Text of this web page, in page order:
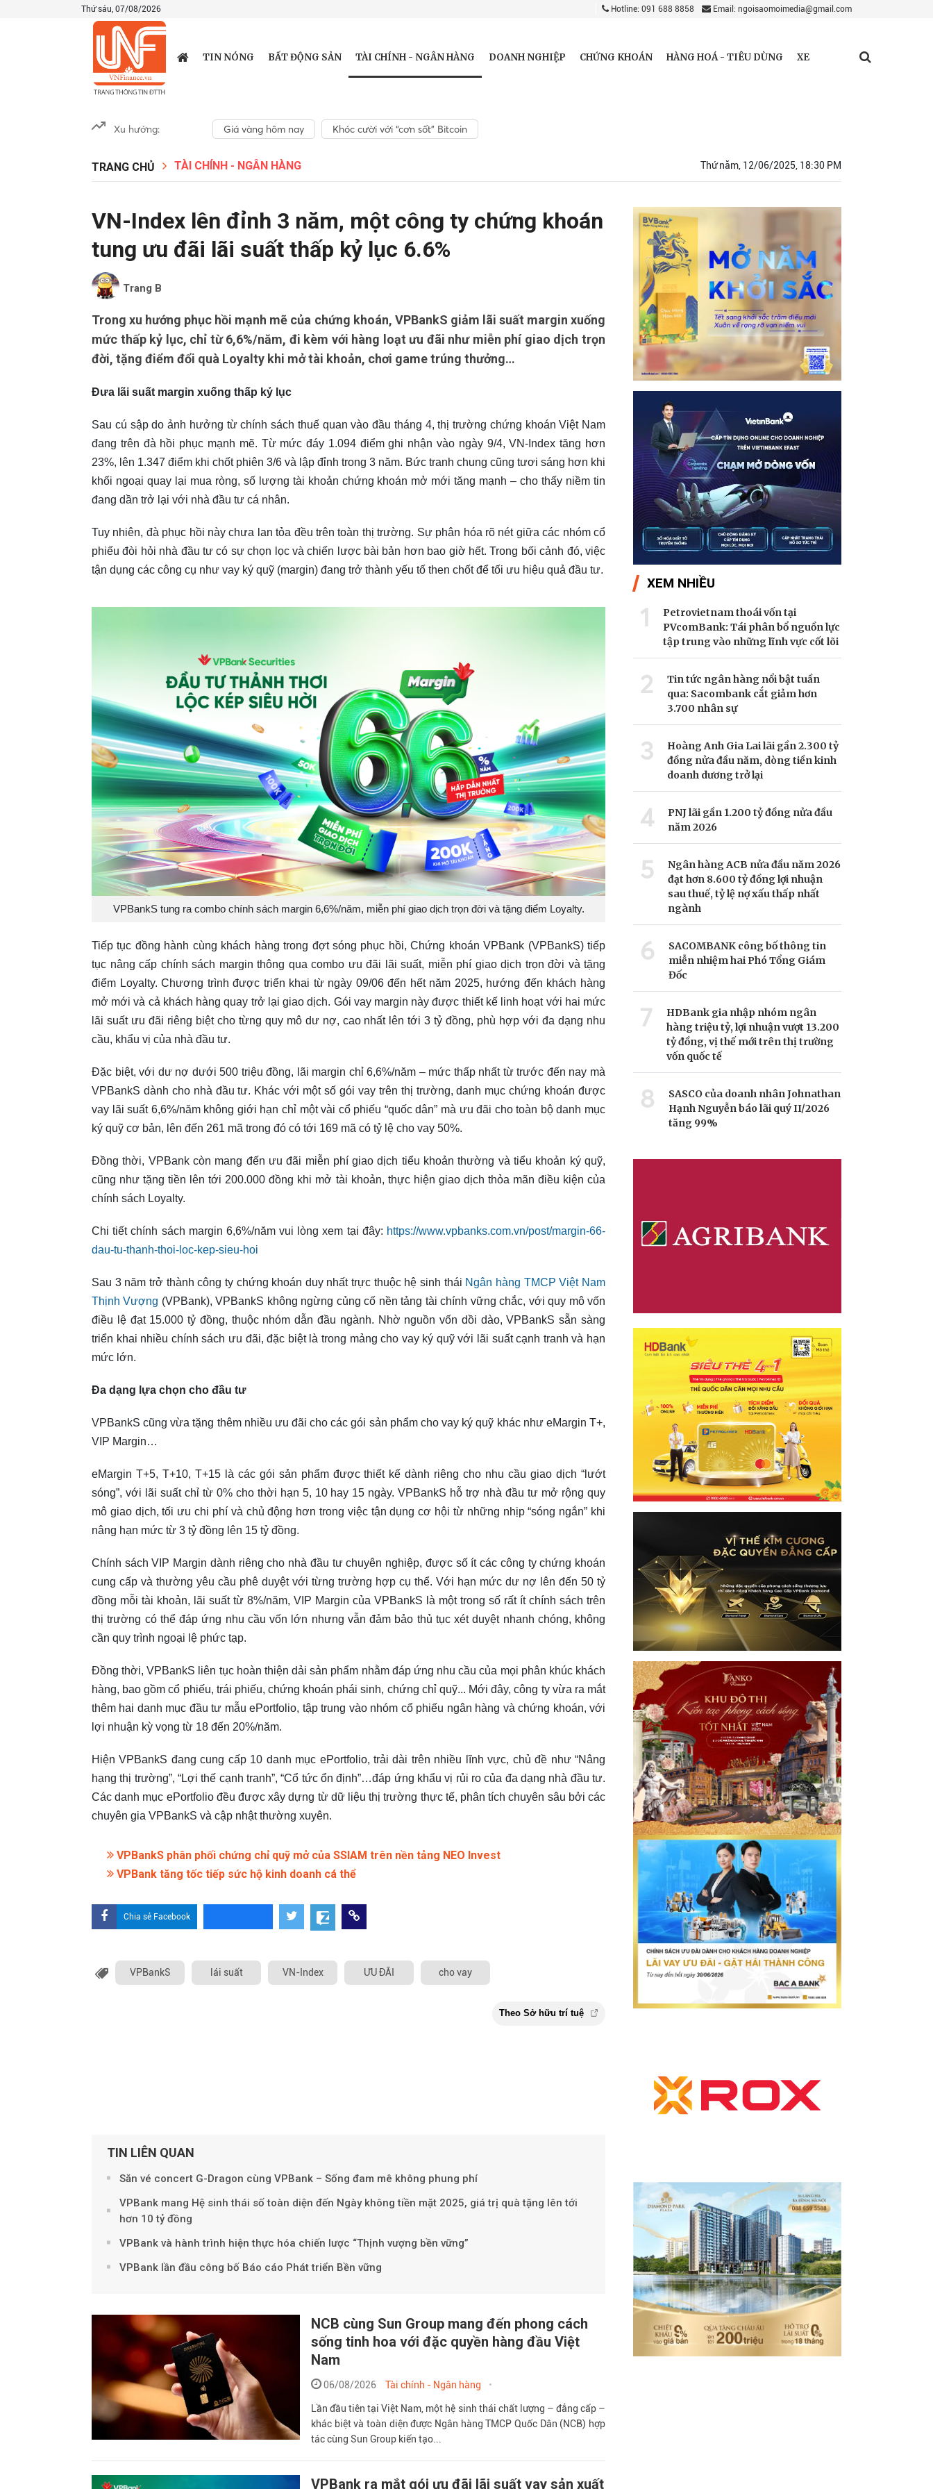
Thứ sáu, 07/08/2026 Hotline: 091 688 8858 Email: ngoisaomoimedia@gmail.com
TIN NÓNG BẤT ĐỘNG SẢN TÀI CHÍNH - NGÂN HÀNG DOANH NGHIỆP CHỨNG KHOÁN HÀNG HOÁ - TIÊU DÙNG XE
Xu hướng: Giá vàng hôm nay Khóc cười với “cơn sốt” Bitcoin
TRANG CHỦ TÀI CHÍNH - NGÂN HÀNG Thứ năm, 12/06/2025, 18:30 PM
VN-Index lên đỉnh 3 năm, một công ty chứng khoán
tung ưu đãi lãi suất thấp kỷ lục 6.6%
Trang B
Trong xu hướng phục hồi mạnh mẽ của chứng khoán, VPBankS giảm lãi suất margin xuống
mức thấp kỷ lục, chỉ từ 6,6%/năm, đi kèm với hàng loạt ưu đãi như miễn phí giao dịch trọn
đời, tặng điểm đổi quà Loyalty khi mở tài khoản, chơi game trúng thưởng…
Đưa lãi suất margin xuống thấp kỷ lục
Sau cú sập do ảnh hưởng từ chính sách thuế quan vào đầu tháng 4, thị trường chứng khoán Việt Nam
đang trên đà hồi phục mạnh mẽ. Từ mức đáy 1.094 điểm ghi nhận vào ngày 9/4, VN-Index tăng hơn
23%, lên 1.347 điểm khi chốt phiên 3/6 và lập đỉnh trong 3 năm. Bức tranh chung cũng tươi sáng hơn khi
khối ngoại quay lại mua ròng, số lượng tài khoản chứng khoán mở mới tăng mạnh – cho thấy niềm tin
đang dần trở lại với nhà đầu tư cá nhân.
Tuy nhiên, đà phục hồi này chưa lan tỏa đều trên toàn thị trường. Sự phân hóa rõ nét giữa các nhóm cổ
phiếu đòi hỏi nhà đầu tư có sự chọn lọc và chiến lược bài bản hơn bao giờ hết. Trong bối cảnh đó, việc
tận dụng các công cụ như vay ký quỹ (margin) đang trở thành yếu tố then chốt để tối ưu hiệu quả đầu tư.
VPBankS tung ra combo chính sách margin 6,6%/năm, miễn phí giao dịch trọn đời và tặng điểm Loyalty.
Tiếp tục đồng hành cùng khách hàng trong đợt sóng phục hồi, Chứng khoán VPBank (VPBankS) tiếp
tục nâng cấp chính sách margin thông qua combo ưu đãi lãi suất, miễn phí giao dịch trọn đời và tặng
điểm Loyalty. Chương trình được triển khai từ ngày 09/06 đến hết năm 2025, hướng đến khách hàng
mở mới và cả khách hàng quay trở lại giao dịch. Gói vay margin này được thiết kế linh hoạt với hai mức
lãi suất ưu đãi riêng biệt cho từng quy mô dư nợ, cao nhất lên tới 3 tỷ đồng, phù hợp với đa dạng nhu
cầu, khẩu vị của nhà đầu tư.
Đặc biệt, với dư nợ dưới 500 triệu đồng, lãi margin chỉ 6,6%/năm – mức thấp nhất từ trước đến nay mà
VPBankS dành cho nhà đầu tư. Khác với một số gói vay trên thị trường, danh mục chứng khoán được
vay lãi suất 6,6%/năm không giới hạn chỉ một vài cổ phiếu “quốc dân” mà ưu đãi cho toàn bộ danh mục
ký quỹ cơ bản, lên đến 261 mã trong đó có tới 169 mã có tỷ lệ cho vay 50%.
Đồng thời, VPBank còn mang đến ưu đãi miễn phí giao dịch tiểu khoản thường và tiểu khoản ký quỹ,
cũng như tặng tiền lên tới 200.000 đồng khi mở tài khoản, thực hiện giao dịch thỏa mãn điều kiện của
chính sách Loyalty.
Chi tiết chính sách margin 6,6%/năm vui lòng xem tại đây: https://www.vpbanks.com.vn/post/margin-66-
dau-tu-thanh-thoi-loc-kep-sieu-hoi
Sau 3 năm trở thành công ty chứng khoán duy nhất trực thuộc hệ sinh thái Ngân hàng TMCP Việt Nam
Thịnh Vượng (VPBank), VPBankS không ngừng củng cố nền tảng tài chính vững chắc, với quy mô vốn
điều lệ đạt 15.000 tỷ đồng, thuộc nhóm dẫn đầu ngành. Nhờ nguồn vốn dồi dào, VPBankS sẵn sàng
triển khai nhiều chính sách ưu đãi, đặc biệt là trong mảng cho vay ký quỹ với lãi suất cạnh tranh và hạn
mức lớn.
Đa dạng lựa chọn cho đầu tư
VPBankS cũng vừa tặng thêm nhiều ưu đãi cho các gói sản phẩm cho vay ký quỹ khác như eMargin T+,
VIP Margin…
eMargin T+5, T+10, T+15 là các gói sản phẩm được thiết kế dành riêng cho nhu cầu giao dịch “lướt
sóng”, với lãi suất chỉ từ 0% cho thời hạn 5, 10 hay 15 ngày. VPBankS hỗ trợ nhà đầu tư mở rộng quy
mô giao dịch, tối ưu chi phí và chủ động hơn trong việc tận dụng cơ hội từ những nhịp “sóng ngắn” khi
nâng hạn mức từ 3 tỷ đồng lên 15 tỷ đồng.
Chính sách VIP Margin dành riêng cho nhà đầu tư chuyên nghiệp, được số ít các công ty chứng khoán
cung cấp và thường yêu cầu phê duyệt với từng trường hợp cụ thể. Với hạn mức dư nợ lên đến 50 tỷ
đồng mỗi tài khoản, lãi suất từ 8%/năm, VIP Margin của VPBankS là một trong số rất ít chính sách trên
thị trường có thể đáp ứng nhu cầu vốn lớn nhưng vẫn đảm bảo thủ tục xét duyệt nhanh chóng, không
cần quy trình ngoại lệ phức tạp.
Đồng thời, VPBankS liên tục hoàn thiện dải sản phẩm nhằm đáp ứng nhu cầu của mọi phân khúc khách
hàng, bao gồm cổ phiếu, trái phiếu, chứng khoán phái sinh, chứng chỉ quỹ... Mới đây, công ty vừa ra mắt
thêm hai danh mục đầu tư mẫu ePortfolio, tập trung vào nhóm cổ phiếu ngân hàng và chứng khoán, với
lợi nhuận kỳ vọng từ 18 đến 20%/năm.
Hiện VPBankS đang cung cấp 10 danh mục ePortfolio, trải dài trên nhiều lĩnh vực, chủ đề như “Nâng
hạng thị trường”, “Lợi thế cạnh tranh”, “Cổ tức ổn định”…đáp ứng khẩu vị rủi ro của đa dạng nhà đầu tư.
Các danh mục ePortfolio đều được xây dựng từ dữ liệu thị trường thực tế, phân tích chuyên sâu bởi các
chuyên gia VPBankS và cập nhật thường xuyên.
VPBankS phân phối chứng chỉ quỹ mở của SSIAM trên nền tảng NEO Invest
VPBank tăng tốc tiếp sức hộ kinh doanh cá thể
Chia sẻ Facebook
VPBankS lái suất VN-Index ƯU ĐÃI cho vay
Theo Sở hữu trí tuệ
TIN LIÊN QUAN
Săn vé concert G-Dragon cùng VPBank – Sống đam mê không phung phí
VPBank mang Hệ sinh thái số toàn diện đến Ngày không tiền mặt 2025, giá trị quà tặng lên tới
hơn 10 tỷ đồng
VPBank và hành trình hiện thực hóa chiến lược “Thịnh vượng bền vững”
VPBank lần đầu công bố Báo cáo Phát triển Bền vững
NCB cùng Sun Group mang đến phong cách
sống tinh hoa với đặc quyền hàng đầu Việt
Nam
06/08/2026 Tài chính - Ngân hàng
Lần đầu tiên tại Việt Nam, một hệ sinh thái chất lượng – đẳng cấp –
khác biệt và toàn diện được Ngân hàng TMCP Quốc Dân (NCB) hợp
tác cùng Sun Group kiến tạo...
VPBank ra mắt gói ưu đãi lãi suất vay sản xuất
XEM NHIỀU
1
Petrovietnam thoái vốn tại
PVcomBank: Tái phân bổ nguồn lực
tập trung vào những lĩnh vực cốt lõi
2
Tin tức ngân hàng nổi bật tuần
qua: Sacombank cắt giảm hơn
3.700 nhân sự
3
Hoàng Anh Gia Lai lãi gần 2.300 tỷ
đồng nửa đầu năm, dòng tiền kinh
doanh dương trở lại
4
PNJ lãi gần 1.200 tỷ đồng nửa đầu
năm 2026
5
Ngân hàng ACB nửa đầu năm 2026
đạt hơn 8.600 tỷ đồng lợi nhuận
sau thuế, tỷ lệ nợ xấu thấp nhất
ngành
6
SACOMBANK công bố thông tin
miễn nhiệm hai Phó Tổng Giám
Đốc
7
HDBank gia nhập nhóm ngân
hàng triệu tỷ, lợi nhuận vượt 13.200
tỷ đồng, vị thế mới trên thị trường
vốn quốc tế
8
SASCO của doanh nhân Johnathan
Hạnh Nguyễn báo lãi quý II/2026
tăng 99%